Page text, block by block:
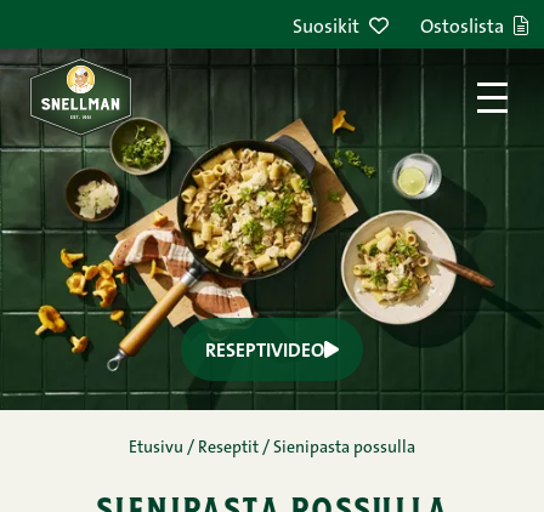
Suosikit Ostoslista
Kananmunaton, Tuore liha
Italialainen ruoka Pastaruoat Satokausiresepti
Syksy
sienipasta possulla: ohje
videoina